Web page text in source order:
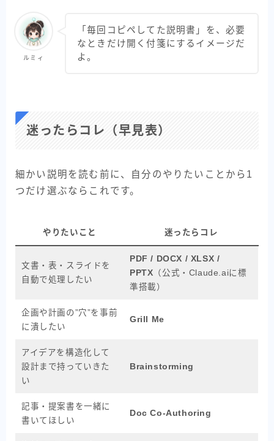
ルミィ
「毎回コピペしてた説明書」を、必要
なときだけ開く付箋にするイメージだ
よ。
迷ったらコレ（早見表）
細かい説明を読む前に、自分のやりたいことから1
つだけ選ぶならこれです。
やりたいこと 迷ったらコレ
文書・表・スライドを
自動で処理したい
PDF / DOCX / XLSX /
PPTX （公式・Claude.aiに標
準搭載）
企画や計画の”穴”を事前
に潰したい
Grill Me
アイデアを構造化して
設計まで持っていきた
い
Brainstorming
記事・提案書を一緒に
書いてほしい
Doc Co-Authoring